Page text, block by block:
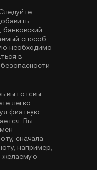
Следуйте
способ
необходимо
в
вы готовы
легко
фиатную
Вы
сначала
например,
желаемую